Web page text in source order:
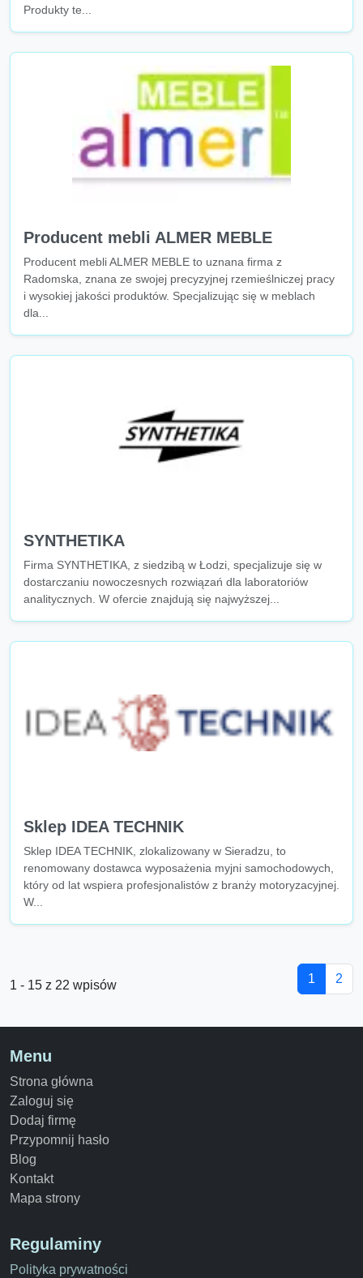
Produkty te...
Producent mebli ALMER MEBLE
Producent mebli ALMER MEBLE to uznana firma z
Radomska, znana ze swojej precyzyjnej rzemieślniczej pracy
i wysokiej jakości produktów. Specjalizując się w meblach
dla...
SYNTHETIKA
Firma SYNTHETIKA, z siedzibą w Łodzi, specjalizuje się w
dostarczaniu nowoczesnych rozwiązań dla laboratoriów
analitycznych. W ofercie znajdują się najwyższej...
Sklep IDEA TECHNIK
Sklep IDEA TECHNIK, zlokalizowany w Sieradzu, to
renomowany dostawca wyposażenia myjni samochodowych,
który od lat wspiera profesjonalistów z branży motoryzacyjnej.
W...
1 - 15 z 22 wpisów 1 2
Menu
Strona główna
Zaloguj się
Dodaj firmę
Przypomnij hasło
Blog
Kontakt
Mapa strony
Regulaminy
Polityka prywatności